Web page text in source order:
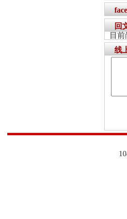
回
目
线